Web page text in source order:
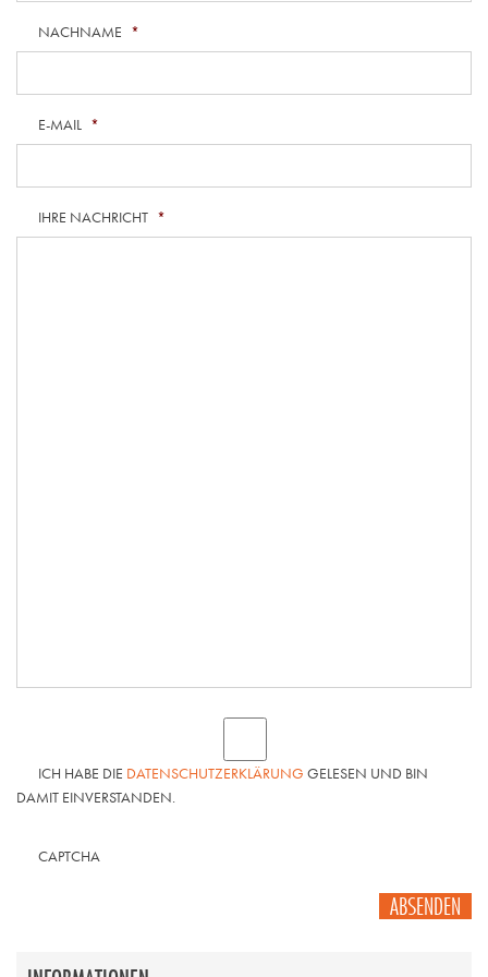
NACHNAME *
E-MAIL *
IHRE NACHRICHT *
ICH HABE DIE DATENSCHUTZERKLÄRUNG GELESEN UND BIN
DAMIT EINVERSTANDEN.
CAPTCHA
ABSENDEN